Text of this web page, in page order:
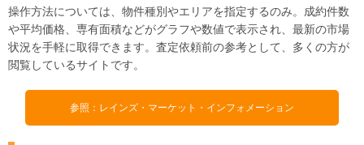
操作方法については、物件種別やエリアを指定するのみ。成約件数
や平均価格、専有面積などがグラフや数値で表示され、最新の市場
状況を手軽に取得できます。査定依頼前の参考として、多くの方が
閲覧しているサイトです。
参照：レインズ・マーケット・インフォメーション